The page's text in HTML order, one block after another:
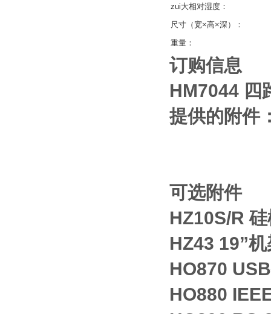
zui大相对湿度：
尺寸（宽×高×深）：
重量：
订购信息
HM7044 四
提供的附件
可选附件
HZ10S/R
HZ43 19”
HO870
HO880